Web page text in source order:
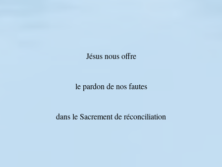
Jésus nous offre
le pardon de nos fautes
dans le Sacrement de réconciliation